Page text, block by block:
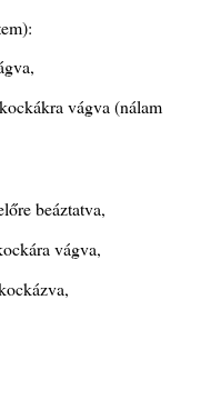
vágva (nálam
beáztatva,
vágva,